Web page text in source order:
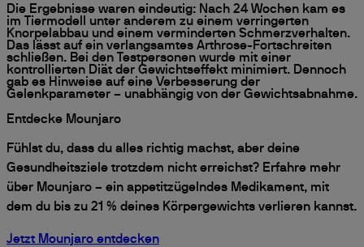
Die Ergebnisse waren eindeutig: Nach 24 Wochen kam es
im Tiermodell unter anderem zu einem verringerten
Knorpelabbau und einem verminderten Schmerzverhalten.
Das lässt auf ein verlangsamtes Arthrose-Fortschreiten
schließen. Bei den Testpersonen wurde mit einer
kontrollierten Diät der Gewichtseffekt minimiert. Dennoch
gab es Hinweise auf eine Verbesserung der
Gelenkparameter – unabhängig von der Gewichtsabnahme.
Entdecke Mounjaro
Fühlst du, dass du alles richtig machst, aber deine
Gesundheitsziele trotzdem nicht erreichst? Erfahre mehr
über Mounjaro – ein appetitzügelndes Medikament, mit
dem du bis zu 21 % deines Körpergewichts verlieren kannst.
Jetzt Mounjaro entdecken